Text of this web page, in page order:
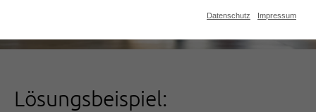
Lösungsbeispiel:
Datenschutz Impressum